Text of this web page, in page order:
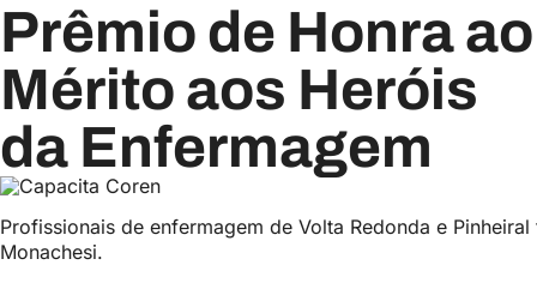
Prêmio de Honra ao
Mérito aos Heróis
da Enfermagem
Profissionais de enfermagem de Volta Redonda e
Monachesi.